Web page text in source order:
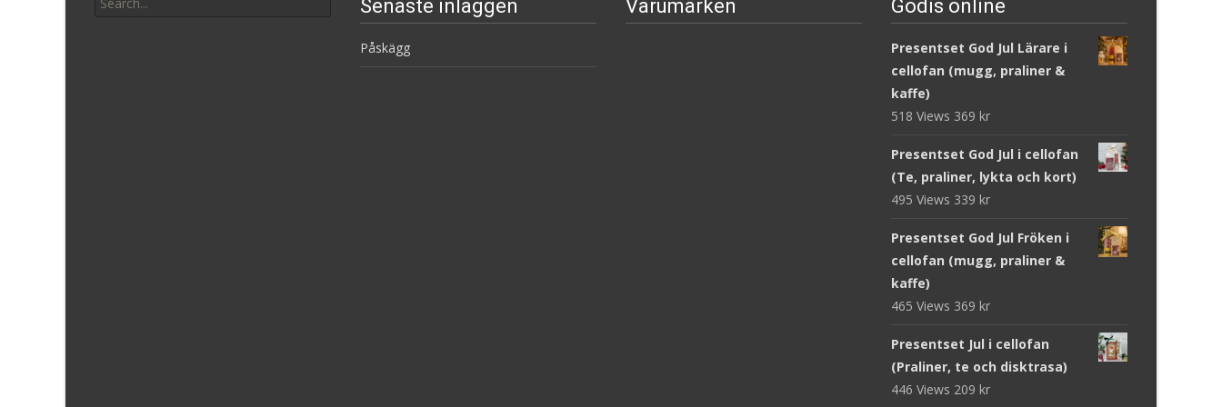
for: Senaste inläggen
Påskägg
Varumärken Godis online
Presentset God Jul Lärare i
cellofan (mugg, praliner &
kaffe)
518 Views 369 kr
Presentset God Jul i cellofan
(Te, praliner, lykta och kort)
495 Views 339 kr
Presentset God Jul Fröken i
cellofan (mugg, praliner &
kaffe)
465 Views 369 kr
Presentset Jul i cellofan
(Praliner, te och disktrasa)
446 Views 209 kr